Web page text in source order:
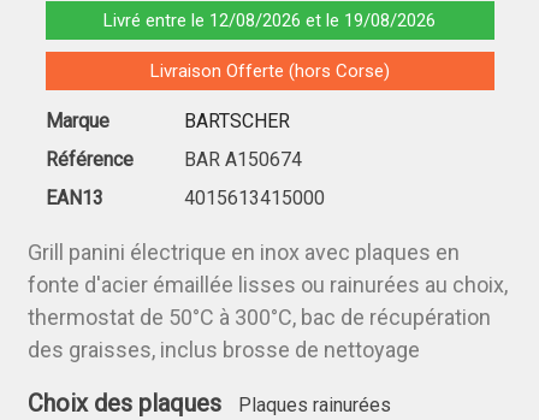
Livré entre le 12/08/2026 et le 19/08/2026
Livraison Offerte (hors Corse)
Marque
BARTSCHER
Référence
BAR A150674
EAN13
4015613415000
Grill panini électrique en inox avec plaques en
fonte d'acier émaillée lisses ou rainurées au choix,
thermostat de 50°C à 300°C, bac de récupération
des graisses, inclus brosse de nettoyage
Choix des plaques Plaques rainurées